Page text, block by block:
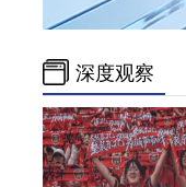
深度观察